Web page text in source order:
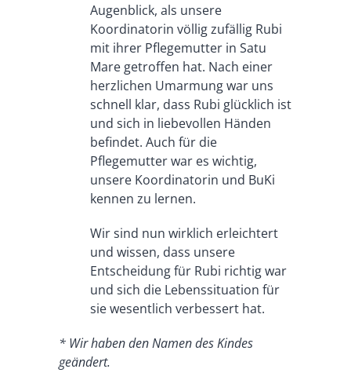
Augenblick, als unsere
Koordinatorin völlig zufällig Rubi
mit ihrer Pflegemutter in Satu
Mare getroffen hat. Nach einer
herzlichen Umarmung war uns
schnell klar, dass Rubi glücklich ist
und sich in liebevollen Händen
befindet. Auch für die
Pflegemutter war es wichtig,
unsere Koordinatorin und BuKi
kennen zu lernen.
Wir sind nun wirklich erleichtert
und wissen, dass unsere
Entscheidung für Rubi richtig war
und sich die Lebenssituation für
sie wesentlich verbessert hat.
* Wir haben den Namen des Kindes
geändert.